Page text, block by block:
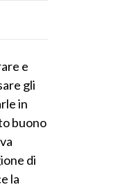
e
gli
in
buono
di
la